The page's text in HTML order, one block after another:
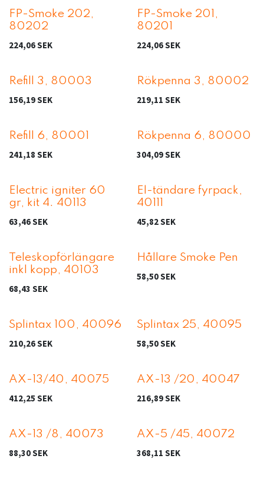
FP-Smoke 202,
80202
224,06SEK
FP-Smoke 201,
80201
224,06SEK
Refill 3, 80003
156,19SEK
Rökpenna 3, 80002
219,11 SEK
Refill 6, 80001
241,18 SEK
Rökpenna 6, 80000
304,09SEK
Electric igniter 60
gr, kit 4. 40113
63,46SEK
El-tändare fyrpack,
40111
45,82SEK
Teleskopförlängare
inkl kopp, 40103
68,43 SEK
Hållare Smoke Pen
58,50SEK
Splintax 100, 40096
210,26SEK
Splintax 25, 40095
58,50SEK
AX-13/40, 40075
412,25 SEK
AX-13 /20, 40047
216,89SEK
AX-13 /8, 40073
88,30SEK
AX-5 /45, 40072
368,11 SEK